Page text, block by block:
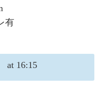
有
at 16:15